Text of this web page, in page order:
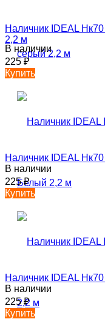
Наличник IDEAL
2,2 м
В наличии
225₽
Купить
Наличник IDEAL
В наличии
225₽
Купить
Наличник IDEAL
В наличии
225₽
Купить